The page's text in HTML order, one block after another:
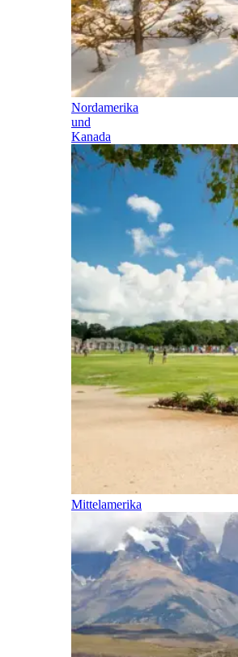
Nordamerika
und
Kanada
Mittelamerika